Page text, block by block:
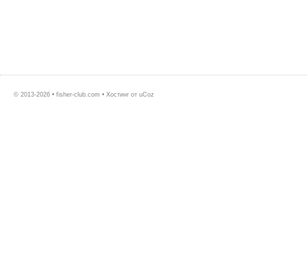
© 2013-2026 • fisher-club.com • Хостинг от uCoz